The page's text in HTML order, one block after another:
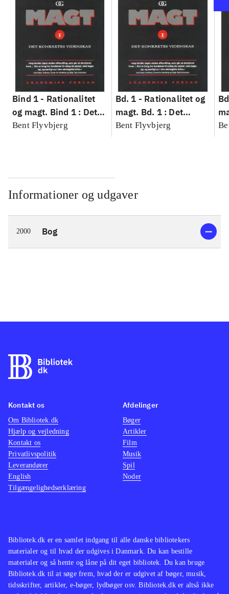
Bind 1 - Rationalitet
og magt. Bind 1 : Det
konkretes videnskab
Bent Flyvbjerg
Bd. 1 - Rationalitet og
magt. Bd. 1 : Det
konkretes videnskab
Bent Flyvbjerg
Informationer og udgaver
2000 Bog
Bibliotek.dk er en samlet indgang til alle danske bibliotekers
materialer og til hvad der udgives i Danmark. Du kan bestille
materialer og så hente og låne på dit eget bibliotek. Du kan bruge
Bibliotek.dk til at søge frem, hvad der er udgivet af bøger, musik,
tidsskrifter, artikler, e-bøger, lydbøger osv. Bibliotek.dk er altså ikke
Kontakt os
Om Bibliotek.dk
Hjælp og vejledning
Kontakt os
Privatlivspolitik
Leverandører
English
Tilgængelighedserklæring
Afdelinger
Bøger
Artikler
Film
Musik
Spil
Noder